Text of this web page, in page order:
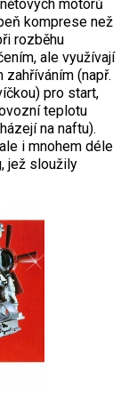
motorů
komprese než
rozběhu
ale využívají
zahříváním (např.
pro start,
teplotu
na naftu).
i mnohem déle
jež sloužily